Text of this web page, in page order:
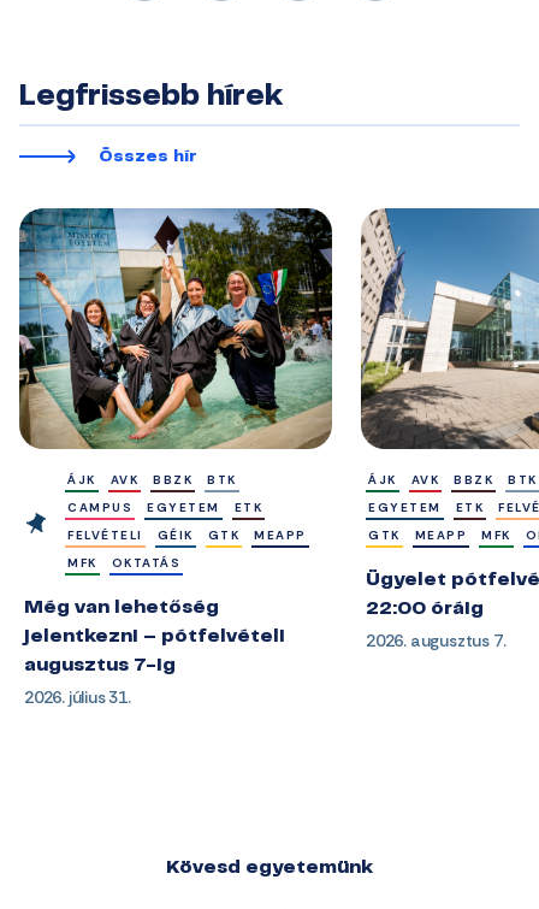
Legfrissebb hírek
Összes hír
ÁJK AVK BBZK
BTK
CAMPUS
EGYETEM
ETK
FELVÉTELI
GÉIK GTK
MEAPP
MFK
OKTATÁS
Még van lehetőség
jelentkezni – pótfelvételi
augusztus 7-ig
2026. július 31.
ÁJK AVK BBZK
BTK
EGYETEM
ETK
GTK
MEAPP MFK
Ügyelet
22:00 óráig
2026. augusztus 7.
Kövesd egyetemünk